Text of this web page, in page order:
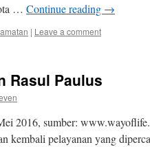
… Continue reading →
| Leave a comment
Rasul Paulus
2016, sumber:
kembali pelayanan yang